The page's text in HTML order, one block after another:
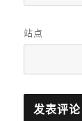
站点